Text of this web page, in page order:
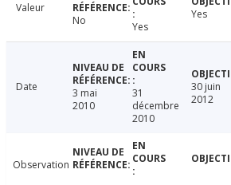
Valeur
No
Yes
Yes
Date
3 mai
2010
31
décembre
2010
30 juin
2012
Observation